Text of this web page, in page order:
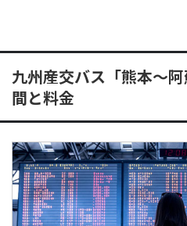
九州産交バス「熊本～
間と料金